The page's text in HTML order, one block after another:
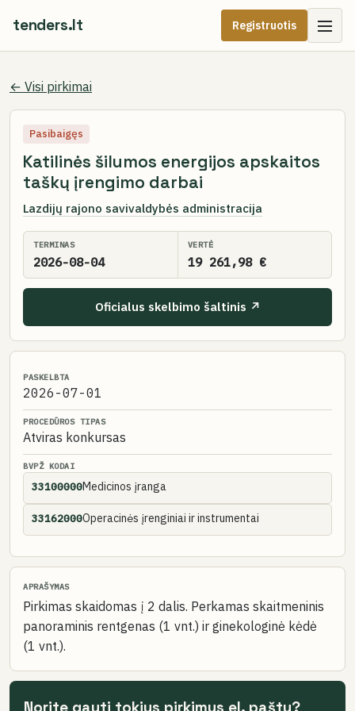
tenders.lt Registruotis
← Visi pirkimai
Pasibaigęs
Katilinės šilumos energijos apskaitos
taškų įrengimo darbai
Lazdijų rajono savivaldybės administracija
TERMINAS
2026-08-04
VERTĖ
19 261,98 €
Oficialus skelbimo šaltinis ↗
PASKELBTA
2026-07-01
PROCEDŪROS TIPAS
Atviras konkursas
BVPŽ KODAI
33100000Medicinos įranga
33162000Operacinės įrenginiai ir instrumentai
APRAŠYMAS
Pirkimas skaidomas į 2 dalis. Perkamas skaitmeninis
panoraminis rentgenas (1 vnt.) ir ginekologinė kėdė
(1 vnt.).